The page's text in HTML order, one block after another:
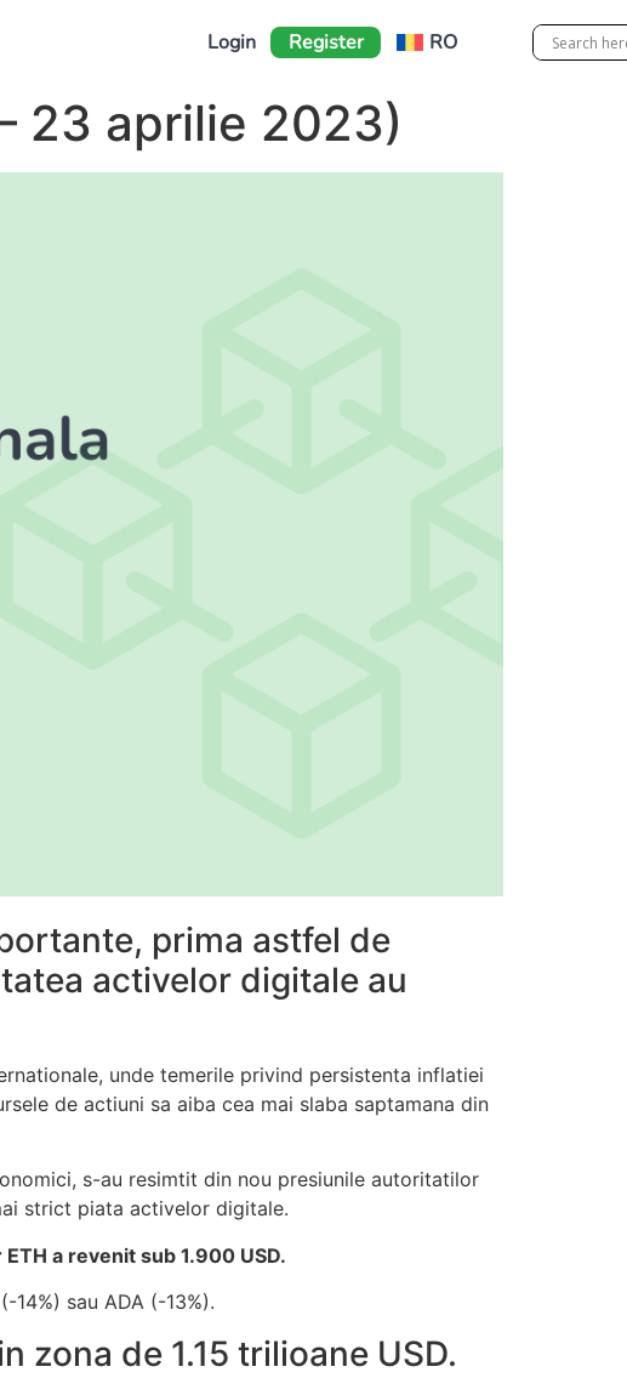
Login Register RO
23 aprilie 2023)
prima astfel de
activelor digitale au
unde temerile privind persistenta inflatiei
de actiuni sa aiba cea mai slaba saptamana din
s-au resimtit din nou presiunile autoritatilor
strict piata activelor digitale.
a revenit sub 1.900 USD.
sau ADA (-13%).
zona de 1.15 trilioane USD.